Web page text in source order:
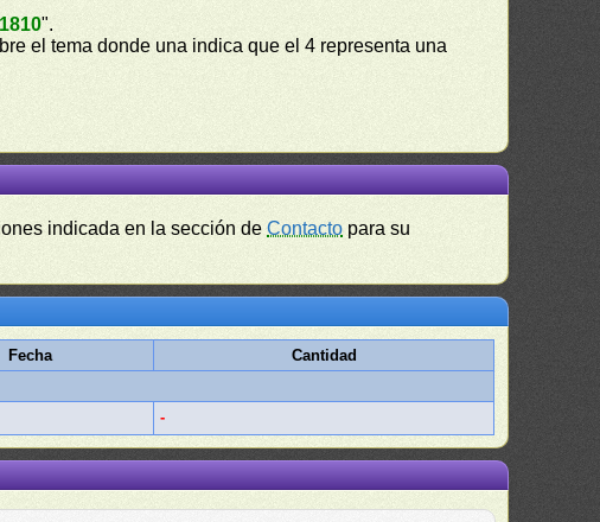
".
el tema donde una indica que el 4 representa una
indicada en la sección deContacto para su
Fecha
Cantidad
-